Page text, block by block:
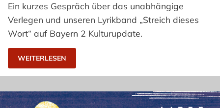
Ein kurzes Gespräch über das unabhängige
Verlegen und unseren Lyrikband „Streich dieses
Wort“ auf Bayern 2 Kulturupdate.
WEITERLESEN